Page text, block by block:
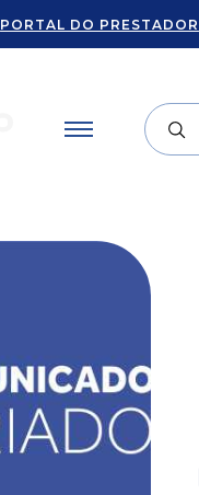
PORTAL DO PRESTADOR